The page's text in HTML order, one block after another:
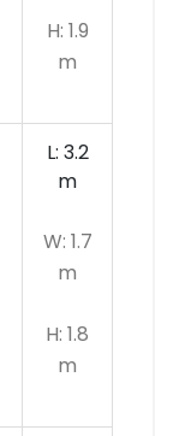
H: 1.9
m
L: 3.2
m
W: 1.7
m
H: 1.8
m